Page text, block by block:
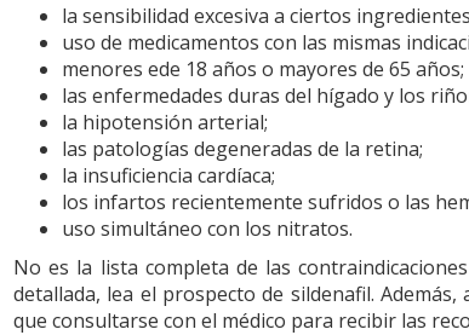
la sensibilidad excesiva a ciertos
uso de medicamentos con las mismas
menores ede 18 años o mayores de 65 años;
las enfermedades duras del hígado y los
la hipotensión arterial;
las patologías degeneradas de la retina;
la insuficiencia cardíaca;
los infartos recientemente sufridos o las
uso simultáneo con los nitratos.
No es la lista completa de las
detallada, lea el prospecto de sildenafil.
que consultarse con el médico para recibir las